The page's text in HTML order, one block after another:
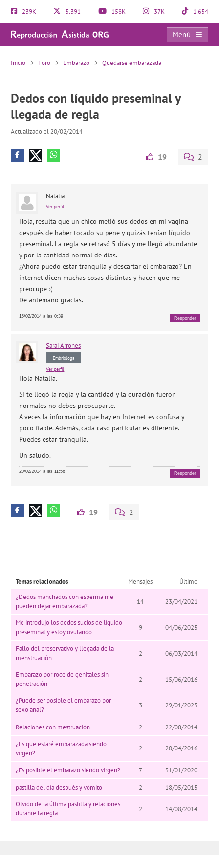
239K 5.391 158K 37K 1.654
Menú
Dedos con líquido preseminal y llegada de regla
Inicio Foro Embarazo Quedarse embarazada
Dedos con líquido preseminal y
llegada de regla
Actualizado el 20/02/2014
19 2
Natalia
Ver perfil
Hola, resulta que un chico metió sus dedos en mi vagina
después de haber tocado su pene y quizás tenían líquido
preseminal. La regla se retrasó 5 días y me llegó abundante
y por la cantidad normal de días.
¿Ahora puedo estar tranquila y descartar el embarazo? En
internet dicen muchas cosas distintas y hacen que me
preocupe :(
De antemano gracias.
15/02/2014 a las 0:39 Responder
Sarai Arrones
Embrióloga
Ver perfil
Hola Natalia.
Si te llegó la regla y la cantidad y la duración fueron
normales no debes preocuparte.
A veces la información que hay en Internet es confusa y
poco fiable. Además, cada caso particular es diferente.
Puedes estar tranquila.
Un saludo.
20/02/2014 a las 11:56 Responder
19 2
Temas relacionados Mensajes
Último
¿Dedos manchados con esperma me
pueden dejar embarazada?
14 23/04/2021
Me introdujo los dedos sucios de líquido
preseminal y estoy ovulando.
9 04/06/2025
Fallo del preservativo y llegada de la
menstruación
2 06/03/2014
Embarazo por roce de genitales sin
penetración
2 15/06/2016
¿Puede ser posible el embarazo por
sexo anal?
3 29/01/2025
Relaciones con mestruación 2
22/08/2014
¿Es que estaré embarazada siendo
virgen?
2 20/04/2016
¿Es posible el embarazo siendo virgen? 7 31/01/2020
pastilla del día después y vómito 2
18/05/2015
Olvido de la última pastilla y relaciones
durante la regla.
2 14/08/2014